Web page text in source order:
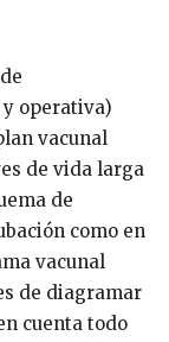
operativa)
vacunal
de vida larga
de
como en
vacunal
de diagramar
cuenta todo